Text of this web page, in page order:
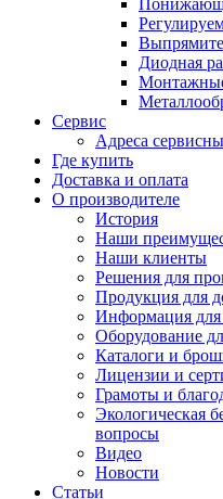
Диодная
Сервис
Адреса
Где купить
Доставка и оплата
О производителе
История
Наши
Наши клиенты
Решения для
Продукция для
Информация
Оборудование
Каталоги и
Лицензии и
Грамоты и
Экологическая
вопросы
Видео
Новости
Статьи